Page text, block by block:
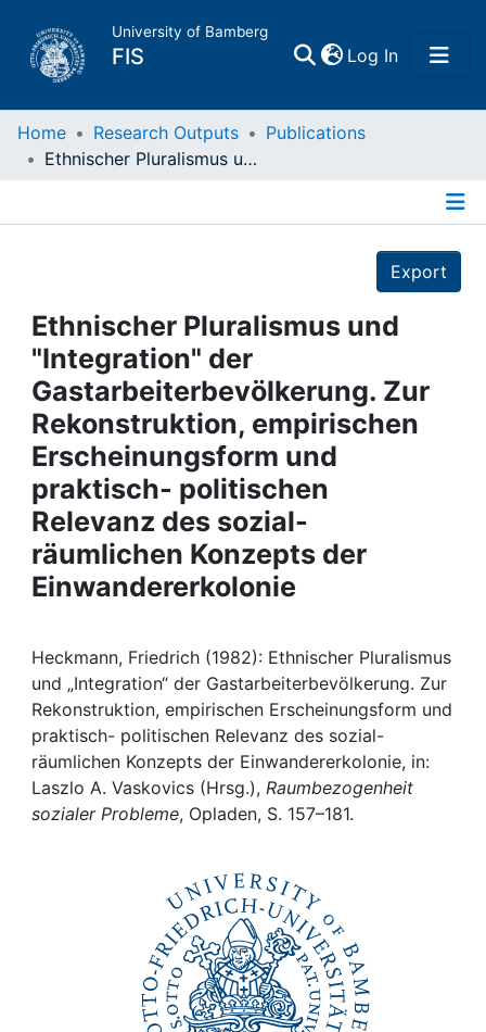
University of Bamberg
FIS Log In(current)
Home
Projects
People
Institutions
Awards
My FIS
Help
Home Research Outputs
Publications
Ethnischer Pluralismus und "Integration" der Gastarbeiterbevölkerung. Zur Rekonstruktion, empirischen Erscheinungsform und praktisch- politischen Relevanz des sozial-räumlichen Konzepts der Einwandererkolonie
Export
Ethnischer Pluralismus und
"Integration" der
Gastarbeiterbevölkerung. Zur
Rekonstruktion, empirischen
Erscheinungsform und
praktisch- politischen
Relevanz des sozial-
räumlichen Konzepts der
Einwandererkolonie
Heckmann, Friedrich (1982): Ethnischer Pluralismus
und „Integration“ der Gastarbeiterbevölkerung. Zur
Rekonstruktion, empirischen Erscheinungsform und
praktisch- politischen Relevanz des sozial-
räumlichen Konzepts der Einwandererkolonie, in:
Laszlo A. Vaskovics (Hrsg.), Raumbezogenheit
sozialer Probleme, Opladen, S. 157–181.